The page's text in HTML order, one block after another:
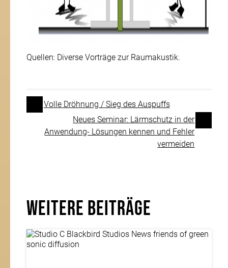
Quellen: Diverse Vorträge zur Raumakustik.
Volle Dröhnung / Sieg des Auspuffs
Neues Seminar: Lärmschutz in der
Anwendung- Lösungen kennen und Fehler
vermeiden
Weitere Beiträge